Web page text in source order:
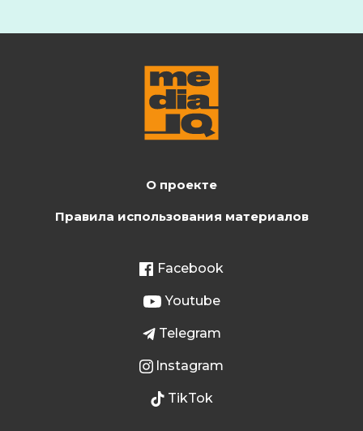
О проекте
Правила использования материалов
Facebook
Youtube
Telegram
Instagram
TikTok